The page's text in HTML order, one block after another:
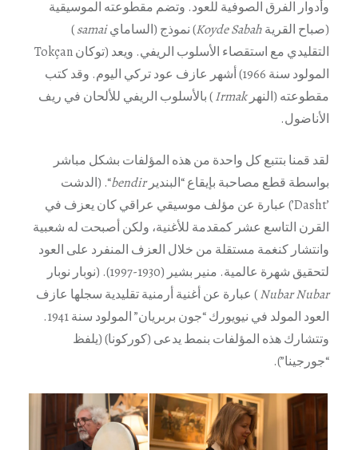
وأدوار الفرق الصوفية للعود. وتضم مقطوعته الموسيقية
(صباح القريةKoyde Sabah) نموذج (السامايsamai
)
التقليدي مع استقصاء الأسلوب الريفي. ويعد (توكان Tokçan
المولود سنة 1966) أشهر عازف عود تركي اليوم. وقد كتب
مقطوعته (النهرIrmak) بالأسلوب الريفي للألحان في ريف
الأناضول.
لقد قمنا بتتبع كل واحدة من هذه المؤلفات بشكل مباشر
بواسطة قطع مصاحبة بإيقاع “البنديرbendir“. (الدشت
’Dasht’) عبارة عن مؤلف موسيقي عراقي كان يعزف في
القرن التاسع عشر كمقدمة للأغنية، ولكن أصبحت له شعبية
وانتشار كنغمة مستقلة من خلال العزف المنفرد على العود
لتحقيق شهرة عالمية. منير بشير (1930-1997). (نوبار نوبار
Nubar Nubar) عبارة عن أغنية أرمنية تقليدية سجلها عازف
العود المولد في نيويورك “جون بربريان” المولود سنة 1941.
وتتشارك هذه المؤلفات بنمط يدعى (كوركونا) (يلفظ
“جورجينا”).